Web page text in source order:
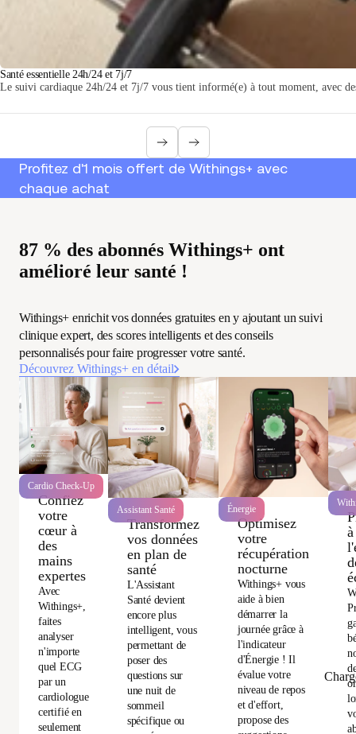
Santé essentielle 24h/24 et 7j/7
Le suivi cardiaque 24h/24 et 7j/7 vous tient informé(e) à tout moment, avec
Profitez d'1 mois offert de Withings+ avec
chaque achat
87 % des abonnés Withings+ ont
amélioré leur santé !
Withings+ enrichit vos données gratuites en y ajoutant un suivi
clinique expert, des scores intelligents et des conseils
personnalisés pour faire progresser votre santé.
Découvrez Withings+ en détail
Cardio Check-Up
Confiez
votre
cœur à
des
mains
expertes
Avec
Withings+,
faites
analyser
n'importe
quel ECG
par un
cardiologue
certifié en
seulement
Assistant Santé
Transformez
vos données
en plan de
santé
L'Assistant
Santé devient
encore plus
intelligent, vous
permettant de
poser des
questions sur
une nuit de
sommeil
spécifique ou
Énergie
Optimisez
votre
récupération
nocturne
Withings+ vous
aide à bien
démarrer la
journée grâce à
l'indicateur
d'Énergie ! Il
évalue votre
niveau de repos
et d'effort,
propose des